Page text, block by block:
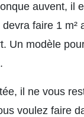
auvent, il
faire 1
Un modèle
il ne vous
voulez faire